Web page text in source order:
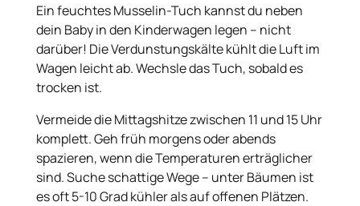
Ein feuchtes Musselin-Tuch kannst du neben
dein Baby in den Kinderwagen legen – nicht
darüber! Die Verdunstungskälte kühlt die Luft im
Wagen leicht ab. Wechsle das Tuch, sobald es
trocken ist.
Vermeide die Mittagshitze zwischen 11 und 15 Uhr
komplett. Geh früh morgens oder abends
spazieren, wenn die Temperaturen erträglicher
sind. Suche schattige Wege – unter Bäumen ist
es oft 5-10 Grad kühler als auf offenen Plätzen.